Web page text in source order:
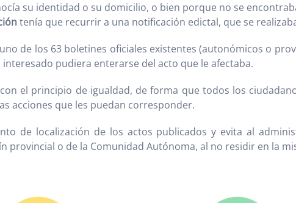
su identidad o su domicilio, o bien porque no se
tenía que recurrir a una notificación edictal, que se
de los 63 boletines oficiales existentes (autonómicos o
pudiera enterarse del acto que le afectaba.
el principio de igualdad, de forma que todos los
acciones que les puedan corresponder.
de localización de los actos publicados y evita al
provincial o de la Comunidad Autónoma, al no residir en la